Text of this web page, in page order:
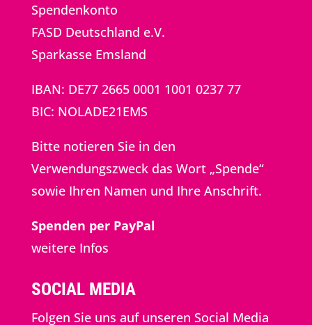
Spendenkonto
FASD Deutschland e.V.
Sparkasse Emsland
IBAN: DE77 2665 0001 1001 0237 77
BIC: NOLADE21EMS
Bitte notieren Sie in den
Verwendungszweck das Wort „Spende“
sowie Ihren Namen und Ihre Anschrift.
Spenden per PayPal
weitere Infos
SOCIAL MEDIA
Folgen Sie uns auf unseren Social Media